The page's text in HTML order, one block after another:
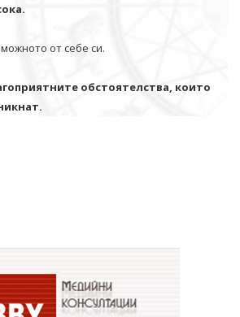
от себе си.
обстоятелства, които